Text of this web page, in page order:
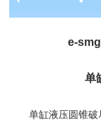
e-
单
单缸液压圆锥破